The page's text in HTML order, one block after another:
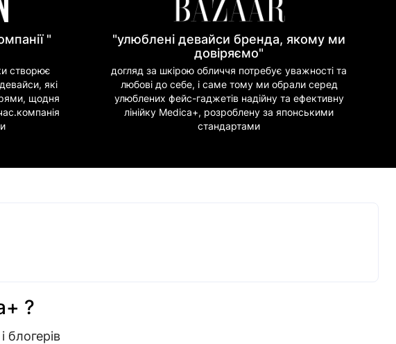
"
створює
які
щодня
"улюблені девайси бренда, якому ми
довіряємо"
догляд за шкірою обличчя потребує уважності та
любові до себе, і саме тому ми обрали серед
улюблених фейс-гаджетів надійну та ефективну
лінійку Medica+, розроблену за японськими
стандартами
?
блогерів